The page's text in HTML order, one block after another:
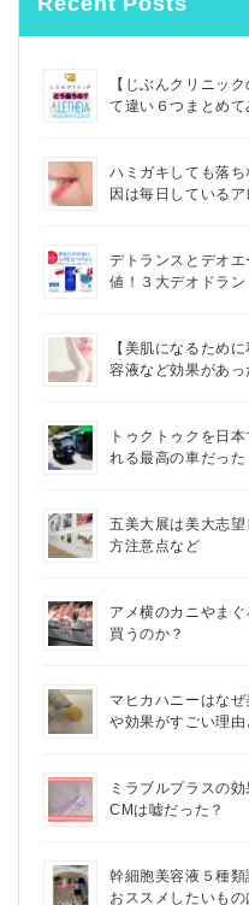
【じぶんクリニッ
て違い６つまとめて
ハミガキしても落
因は毎日しているア
デトランスとデオ
値！３大デオドラ
【美肌になるため
容液など効果があっ
トゥクトゥクを日
れる最高の車だった
五美大展は美大志
方注意点など
アメ横のカニやま
買うのか？
マヒカハニーはな
や効果がすごい理由
ミラブルプラスの
CMは嘘だった？
幹細胞美容液５種
おススメしたいもの